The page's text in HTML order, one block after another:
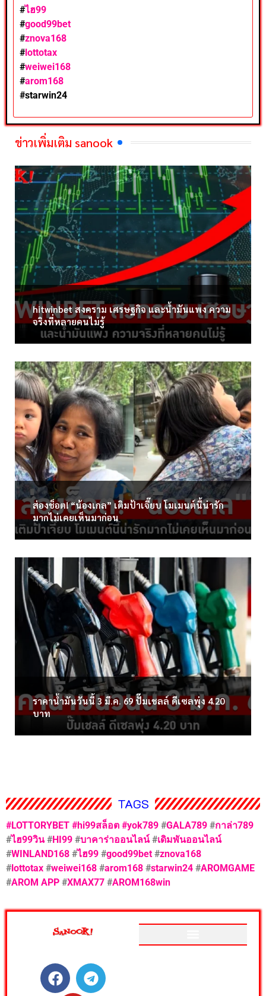
#ไฮ99
#good99bet
#znova168
#lottotax
#weiwei168
#arom168
#starwin24
ข่าวเพิ่มเติม sanook
hitwinbet สงคราม เศรษฐกิจ และน้ำมันแพง ความ
จริงที่หลายคนไม่รู้
ส่องช็อต! “น้องเกล” เติมป้าเจี๊ยบ โมเมนต์นี้น่ารัก
มากไม่เคยเห็นมาก่อน
ราคาน้ำมันวันนี้ 3 มี.ค. 69 ปั๊มเชลล์ ดีเซลพุ่ง 4.20
บาท
TAGS
#LOTTORYBET #hi99สล็อต #yok789 #GALA789 #กาล่า789
#ไฮ99วิน #HI99 #บาคาร่าออนไลน์#เดิมพันออนไลน์
#WINLAND168 #ไฮ99 #good99bet #znova168
# lottotax #weiwei168 #arom168 #starwin24 #AROMGAME
#AROM APP #XMAX77 #AROM168win